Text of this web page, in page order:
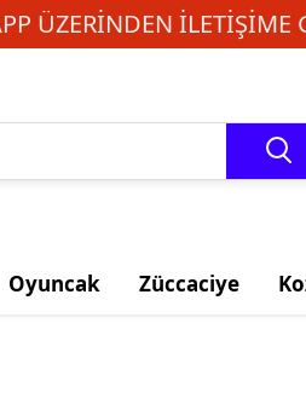
ÜZERINDEN ILETIŞIME
Oyuncak Züccaciye